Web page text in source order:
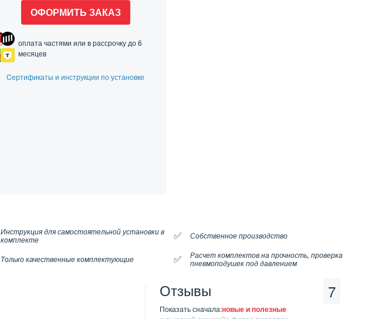
ОФОРМИТЬ ЗАКАЗ
оплата частями или в рассрочку до 6
месяцев
Cертификаты и инструкции по установке
Инструкция для самостоятельной установки в
комплекте
✅ Собственное производство
Только качественные комплектующие ✅
Расчет комплектов на прочность, проверка
пневмоподушек под давлением
Отзывы 7
Показать сначала:новые и полезные